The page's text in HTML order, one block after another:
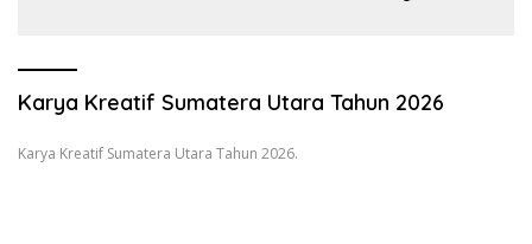
Karya Kreatif Sumatera Utara Tahun 2026
Karya Kreatif Sumatera Utara Tahun 2026.